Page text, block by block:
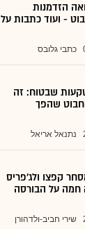
הזדמנות
- ועוד כתבות על
כתבי גלובס
שבטוח: זה
שהפך
נתנאל אריאל
קפצו ולג'פריס
חמה על הבורסה
שירי חביב-ולדהורן